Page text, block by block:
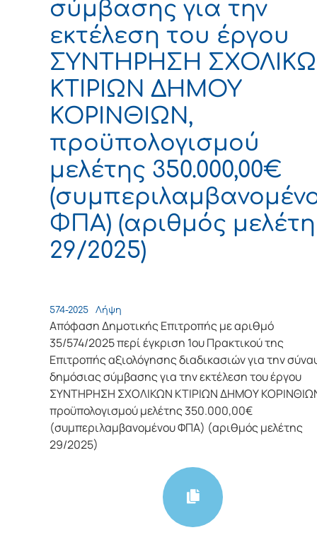
σύμβασης για την
εκτέλεση του έργου
ΣΥΝΤΗΡΗΣΗ
ΚΤΙΡΙΩΝ ΔΗΜΟΥ
ΚΟΡΙΝΘΙΩΝ,
προϋπολογισμού
μελέτης 350.000,00€
ΦΠΑ) (αριθμός
29/2025)
574-2025 Λήψη
Απόφαση Δημοτικής Επιτροπής με αριθμό
35/574/2025 περί έγκριση 1ου Πρακτικού της
Επιτροπής αξιολόγησης διαδικασιών για την
δημόσιας σύμβασης για την εκτέλεση του έργου
ΣΥΝΤΗΡΗΣΗ ΣΧΟΛΙΚΩΝ ΚΤΙΡΙΩΝ ΔΗΜΟΥ
προϋπολογισμού μελέτης 350.000,00€
(συμπεριλαμβανομένου ΦΠΑ) (αριθμός μελέτης
29/2025)